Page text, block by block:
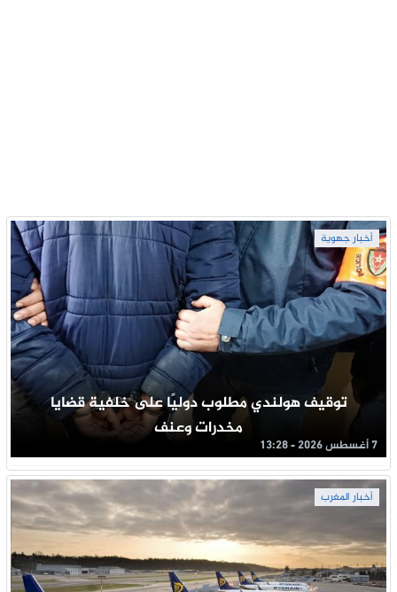
أخبار جهوية
توقيف هولندي مطلوب دوليًا على خلفية قضايا
مخدرات وعنف
7 أغسطس 2026 - 13:28
أخبار المغرب